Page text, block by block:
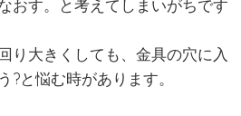
おす。と考えてしまいがちです
り大きくしても、金具の穴に入
?と悩む時があります。